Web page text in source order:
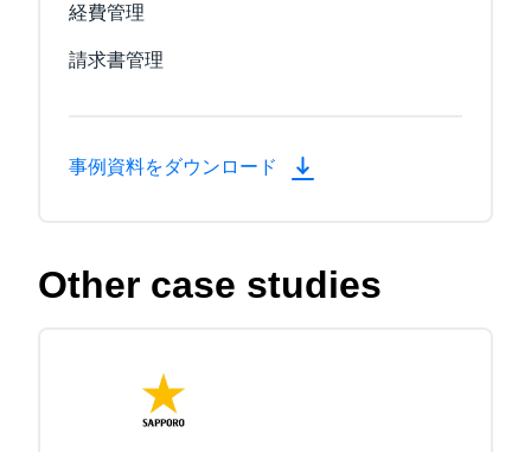
経費管理
請求書管理
事例資料をダウンロード
Other case studies